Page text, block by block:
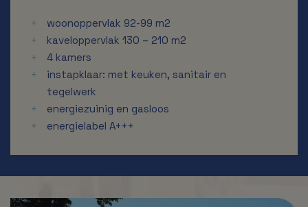
woonoppervlak 92-99 m2
kaveloppervlak 130 – 210 m2
4 kamers
instapklaar: met keuken, sanitair en
tegelwerk
energiezuinig en gasloos
energielabel A+++